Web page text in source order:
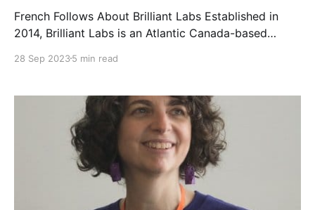
French Follows About Brilliant Labs Established in
2014, Brilliant Labs is an Atlantic Canada-based
learn new coding and digital skills in schools and
hands-on, experiential learning opportunities that
combine innovation and technology, with a problem
solving and
28 Sep 20235 min read